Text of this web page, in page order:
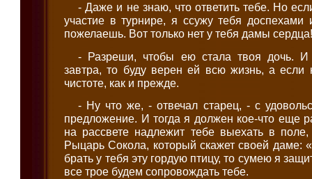
- Даже и не знаю, что ответить тебе. Но
участие в турнире, я ссужу тебя
пожелаешь. Вот только нет у тебя дамы
- Разреши, чтобы ею стала твоя дочь. И
завтра, то буду верен ей всю жизнь, а если
чистоте, как и прежде.
- Ну что же, - отвечал старец, - с
предложение. И тогда я должен кое-что еще
на рассвете надлежит тебе выехать в
Рыцарь Сокола, который скажет своей даме:
брать у тебя эту гордую птицу, то сумею я
все трое будем сопровождать тебе.